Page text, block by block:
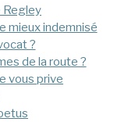
Regley
mieux indemnisé
?
de la route ?
vous prive